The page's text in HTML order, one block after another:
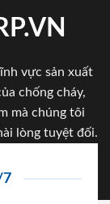
vực sản xuất
chống cháy,
mà chúng tôi
lòng tuyệt đối.
7